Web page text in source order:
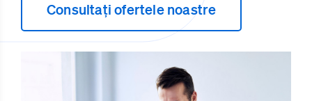
Consultați ofertele noastre